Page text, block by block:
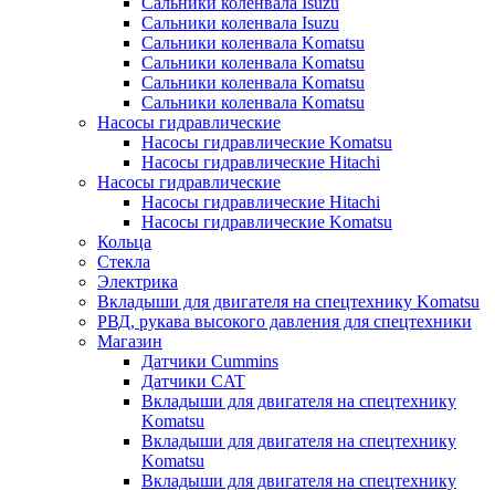
Сальники коленвала Isuzu
Сальники коленвала Komatsu
Сальники коленвала Komatsu
Сальники коленвала Komatsu
Сальники коленвала Komatsu
Насосы гидравлические
Насосы гидравлические Komatsu
Насосы гидравлические Hitachi
Насосы гидравлические
Насосы гидравлические Hitachi
Насосы гидравлические Komatsu
Кольца
Стекла
Электрика
Вкладыши для двигателя на спецтехнику Komatsu
РВД, рукава высокого давления для спецтехники
Магазин
Датчики Cummins
Датчики CAT
Вкладыши для двигателя на спецтехнику
Komatsu
Вкладыши для двигателя на спецтехнику
Komatsu
Вкладыши для двигателя на спецтехнику